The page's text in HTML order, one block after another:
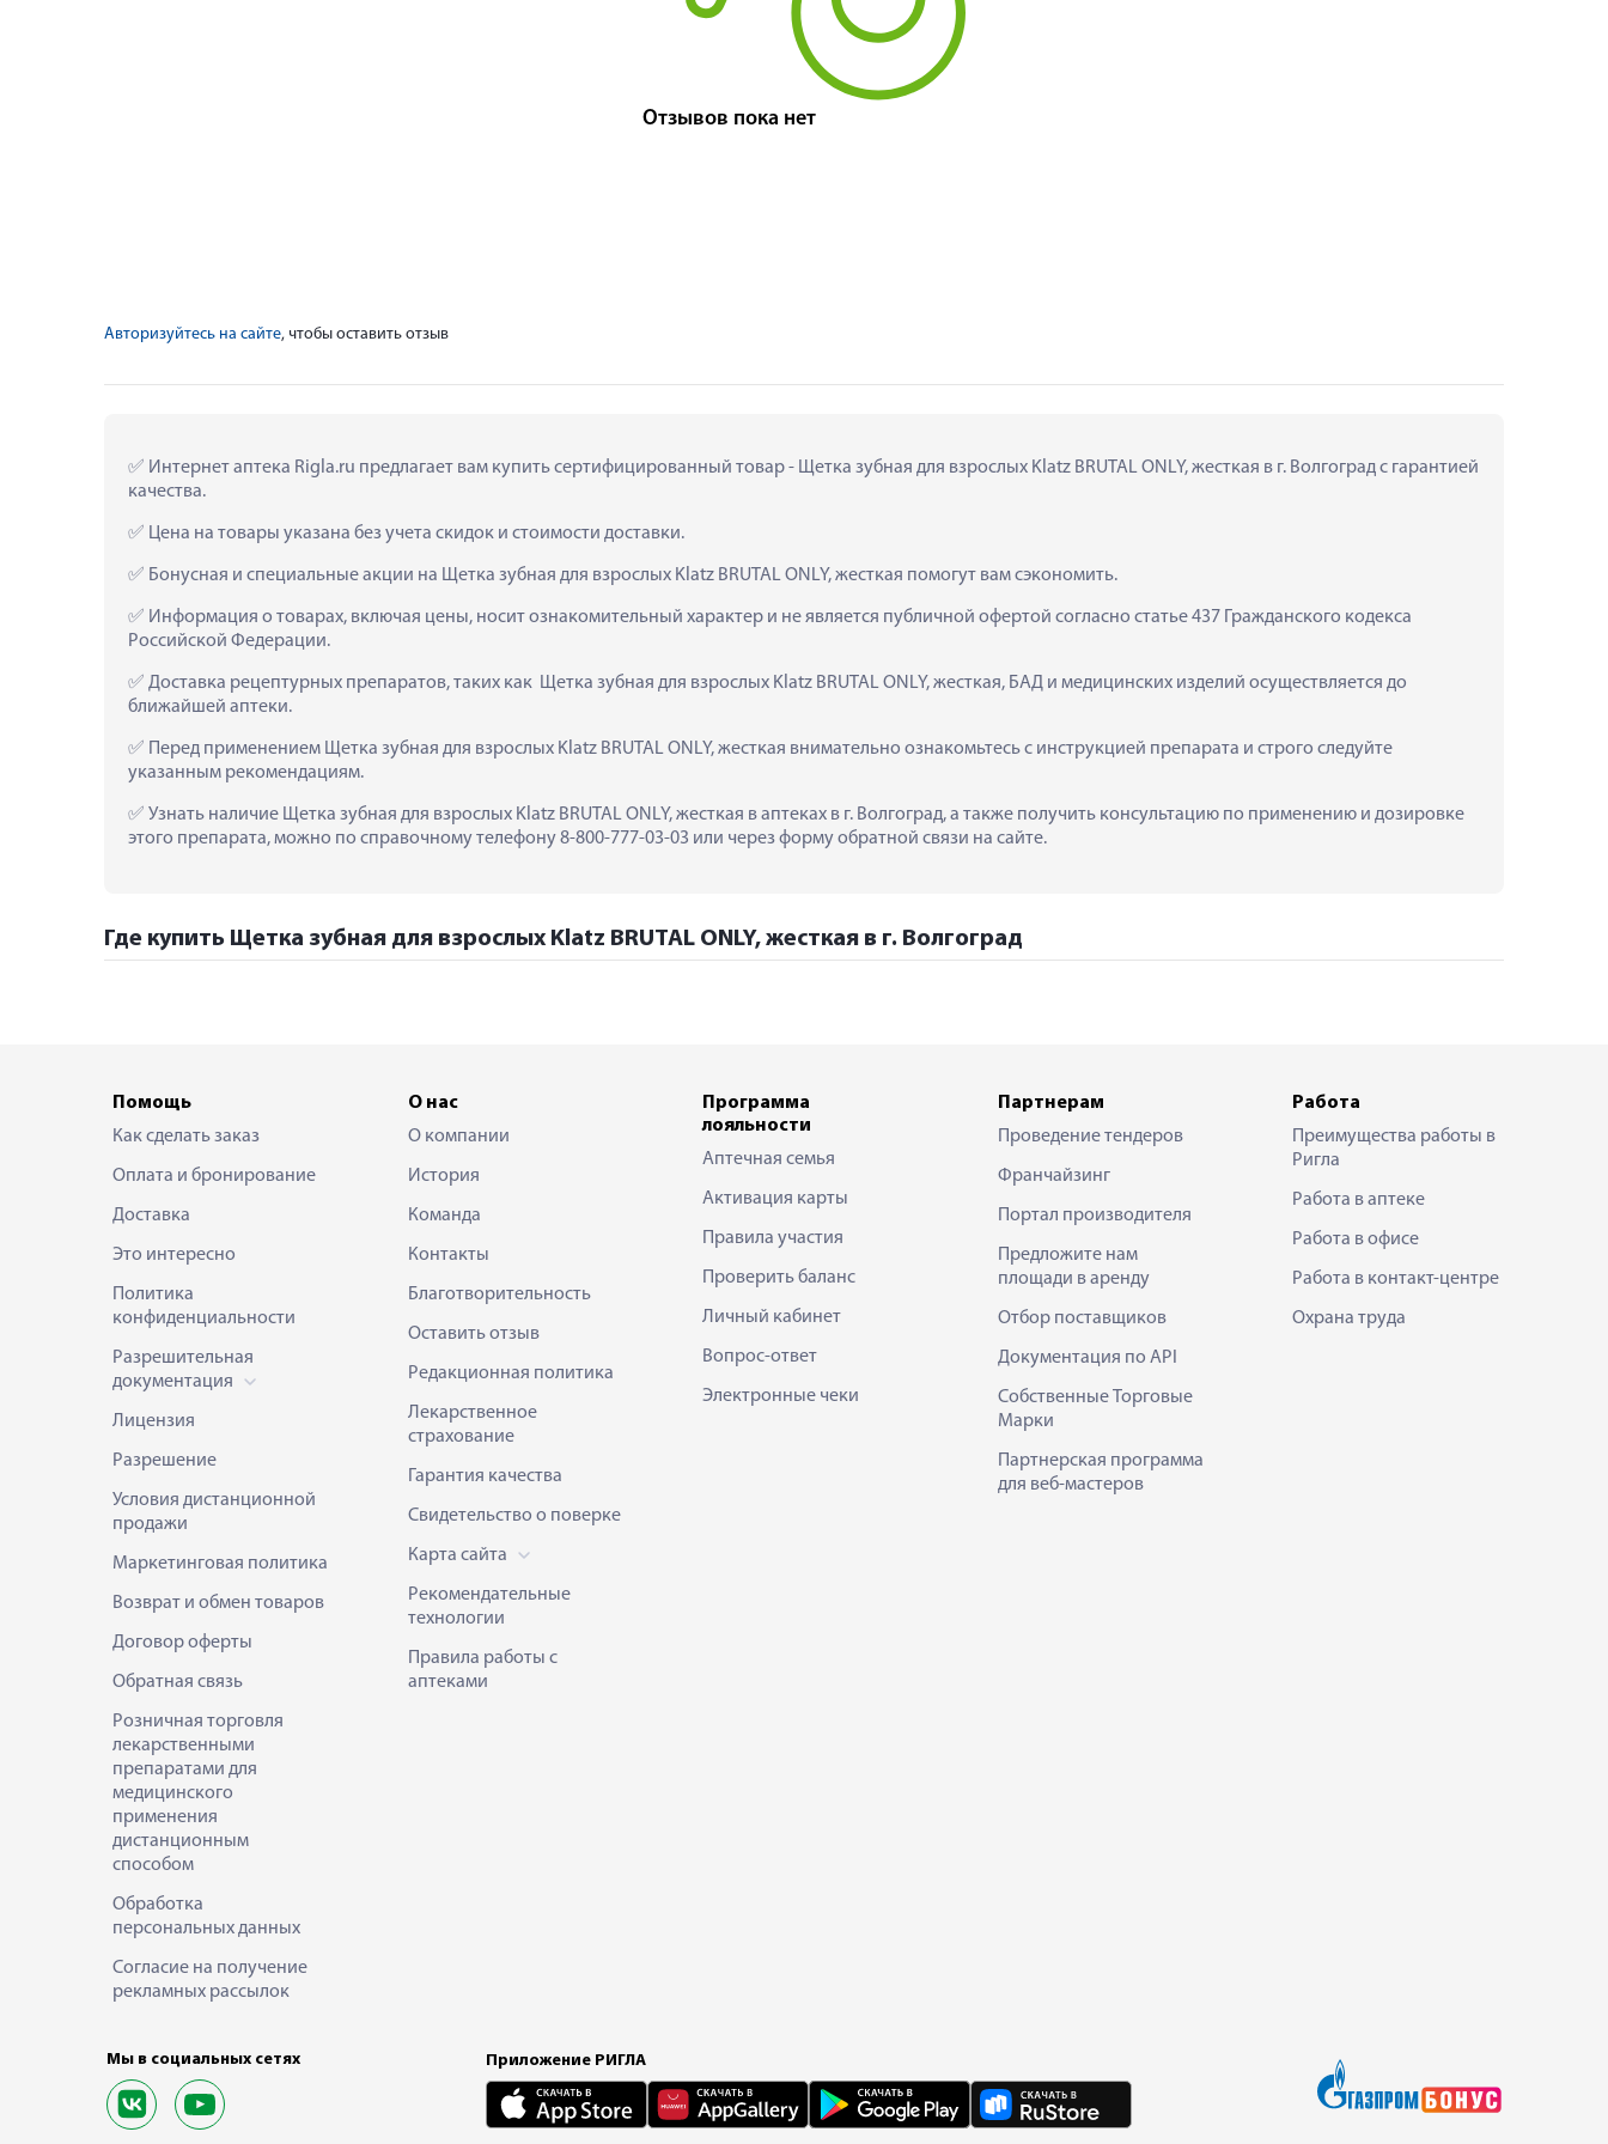
Отзывов пока нет
Авторизуйтесь на сайте, чтобы оставить отзыв
Интернет аптека Rigla.ru предлагает вам купить сертифицированный товар - Щетка зубная для взрослых Klatz BRUTAL ONLY, жесткая в г. Волгоград с гарантией
качества.
Цена на товары указана без учета скидок и стоимости доставки.
Бонусная и специальные акции на Щетка зубная для взрослых Klatz BRUTAL ONLY, жесткая помогут вам сэкономить.
Информация о товарах, включая цены, носит ознакомительный характер и не является публичной офертой согласно статье 437 Гражданского кодекса
Российской Федерации.
Доставка рецептурных препаратов, таких как  Щетка зубная для взрослых Klatz BRUTAL ONLY, жесткая, БАД и медицинских изделий осуществляется до
ближайшей аптеки.
Перед применением Щетка зубная для взрослых Klatz BRUTAL ONLY, жесткая внимательно ознакомьтесь с инструкцией препарата и строго следуйте
указанным рекомендациям.
Узнать наличие Щетка зубная для взрослых Klatz BRUTAL ONLY, жесткая в аптеках в г. Волгоград, а также получить консультацию по применению и дозировке
этого препарата, можно по справочному телефону 8-800-777-03-03 или через форму обратной связи на сайте.
Где купить Щетка зубная для взрослых Klatz BRUTAL ONLY, жесткая в г. Волгоград
Помощь
Как сделать заказ
Оплата и бронирование
Доставка
Это интересно
Политика
конфиденциальности
Разрешительная
документация
Лицензия
Разрешение
Условия дистанционной
продажи
Маркетинговая политика
Возврат и обмен товаров
Договор оферты
Обратная связь
Розничная торговля
лекарственными
препаратами для
медицинского
применения
дистанционным
способом
Обработка
персональных данных
Согласие на получение
рекламных рассылок
О нас
О компании
История
Команда
Контакты
Благотворительность
Оставить отзыв
Редакционная политика
Лекарственное
страхование
Гарантия качества
Свидетельство о поверке
Карта сайта
Рекомендательные
технологии
Правила работы с
аптеками
Программа
лояльности
Аптечная семья
Активация карты
Правила участия
Проверить баланс
Личный кабинет
Вопрос-ответ
Электронные чеки
Партнерам
Проведение тендеров
Франчайзинг
Портал производителя
Предложите нам
площади в аренду
Отбор поставщиков
Документация по API
Собственные Торговые
Марки
Партнерская программа
для веб-мастеров
Работа
Преимущества работы в
Ригла
Работа в аптеке
Работа в офисе
Работа в контакт-центре
Охрана труда
Мы в социальных сетях Приложение РИГЛА